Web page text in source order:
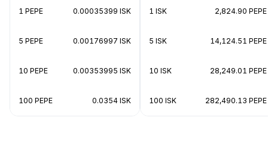
1 PEPE 0.00035399 ISK
5 PEPE 0.00176997 ISK
10 PEPE 0.00353995 ISK
100 PEPE 0.0354 ISK
1 ISK 2,824.90 PEPE
5 ISK 14,124.51 PEPE
10 ISK 28,249.01 PEPE
100 ISK 282,490.13 PEPE